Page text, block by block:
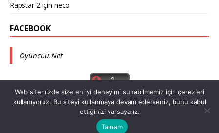
Rapstar 2 için neco
FACEBOOK
Oyuncuu.Net
MH Themestarafından WordPress teması
Web sitemizde size en iyi deneyimi sunabilmemiz için çerezleri
kullanıyoruz. Bu siteyi kullanmaya devam ederseniz, bunu kabul
ettiğinizi varsayarız.
Tamam